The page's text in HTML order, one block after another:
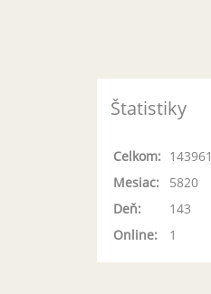
Štatistiky
Online: 1
Celkom: 143961
Mesiac:
5820
Deň:
143